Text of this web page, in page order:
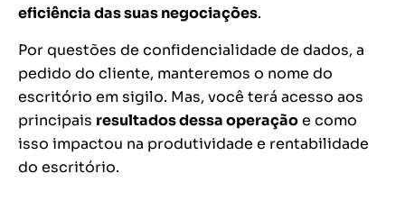
eficiência das suas negociações.
Por questões de confidencialidade de dados, a
pedido do cliente, manteremos o nome do
escritório em sigilo. Mas, você terá acesso aos
principais resultados dessa operaçãoe como
isso impactou na produtividade e rentabilidade
do escritório.